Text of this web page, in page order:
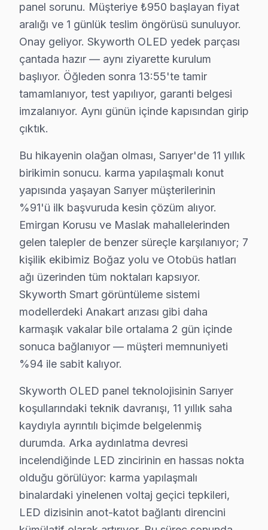
Sarıyer Yakın İlçelerde Skyworth Servisi
· Arnavutköy Skyworth
· Avcılar Skyworth
· Bağcılar Skyworth
· Bahçelievler Skyworth
· Bakırköy Skyworth
· Başakşehir Skyworth
· Bayrampaşa Skyworth
· Beşiktaş Skyworth
Sarıyer Diğer Marka Servisleri
· Sarıyer Sony
· Sarıyer Philips
· Sarıyer Hi-Level
· Sarıyer iFFALCON
· Sarıyer Samsung
· Sarıyer LG
· Sarıyer Panasonic
· Sarıyer Toshiba
Sarıyer'de Skyworth TV Servisi Hakkında
Sarıyer'de Skyworth televizyon ünitesi servis
Skyworth TV — Fabrika Servis
✓ 15+ Yıl Deneyim
✓ Orijinal Yedek Parça
panel sorunu. Müşteriye ₺950 başlayan fiyat
aralığı ve 1 günlük teslim öngörüsü sunuluyor.
Onay geliyor. Skyworth OLED yedek parçası
çantada hazır — aynı ziyarette kurulum
başlıyor. Öğleden sonra 13:55'te tamir
tamamlanıyor, test yapılıyor, garanti belgesi
imzalanıyor. Aynı günün içinde kapısından girip
çıktık.
Bu hikayenin olağan olması, Sarıyer'de 11 yıllık
birikimin sonucu. karma yapılaşmalı konut
yapısında yaşayan Sarıyer müşterilerinin
%91'ü ilk başvuruda kesin çözüm alıyor.
Emirgan Korusu ve Maslak mahallelerinden
gelen talepler de benzer süreçle karşılanıyor; 7
kişilik ekibimiz Boğaz yolu ve Otobüs hatları
ağı üzerinden tüm noktaları kapsıyor.
Skyworth Smart görüntüleme sistemi
modellerdeki Anakart arızası gibi daha
karmaşık vakalar bile ortalama 2 gün içinde
sonuca bağlanıyor — müşteri memnuniyeti
%94 ile sabit kalıyor.
Skyworth OLED panel teknolojisinin Sarıyer
koşullarındaki teknik davranışı, 11 yıllık saha
kaydıyla ayrıntılı biçimde belgelenmiş
durumda. Arka aydınlatma devresi
incelendiğinde LED zincirinin en hassas nokta
olduğu görülüyor: karma yapılaşmalı
binalardaki yinelenen voltaj geçici tepkileri,
LED dizisinin anot-katot bağlantı direncini